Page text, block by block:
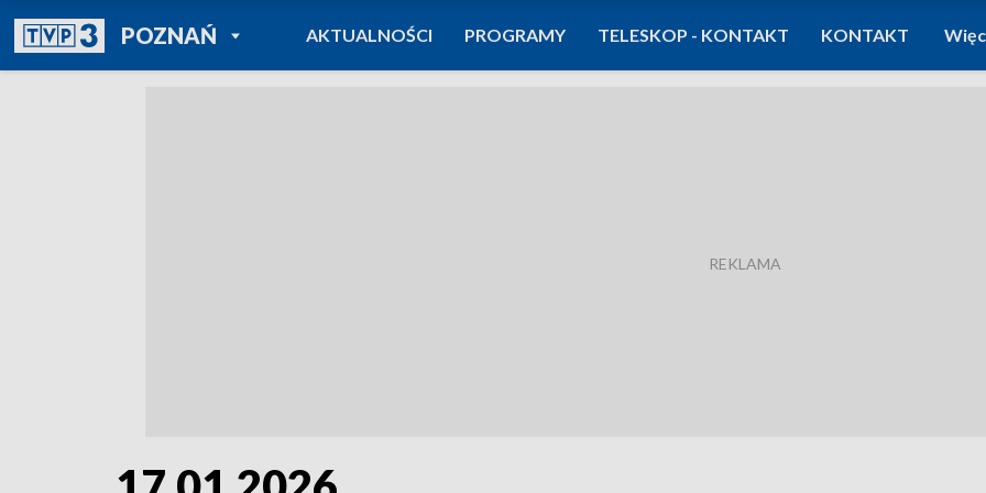
POZNAŃPOWRÓT DO
TVP REGIONY
AKTUALNOŚCI PROGRAMY TELESKOP - KONTAKT KONTAKT